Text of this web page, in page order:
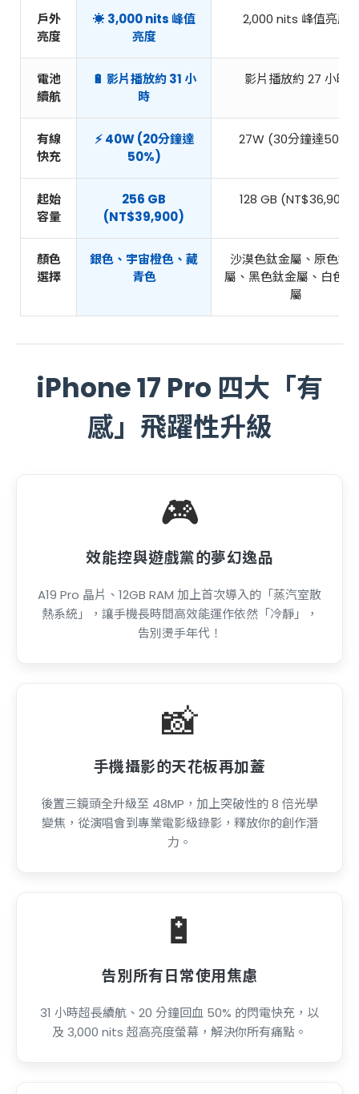
戶外
亮度
☀️ 3,000 nits 峰值
亮度
2,000 nits 峰值亮度
電池
續航
🔋 影片播放約 31 小
時
影片播放約 27 小時
有線
快充
⚡️ 40W (20分鐘達
50%)
27W (30分鐘達50%)
起始
容量
256 GB
(NT$39,900)
128 GB (NT$36,900)
顏色
選擇
銀色、宇宙橙色、藏
青色
沙漠色鈦金屬、原色鈦
屬、黑色鈦金屬、白色
屬
iPhone 17 Pro 四大「有
感」飛躍性升級
🎮
效能控與遊戲黨的夢幻逸品
A19 Pro 晶片、12GB RAM 加上首次導入的「蒸汽室散
熱系統」，讓手機長時間高效能運作依然「冷靜」，
告別燙手年代！
📸
手機攝影的天花板再加蓋
後置三鏡頭全升級至 48MP，加上突破性的 8 倍光學
變焦，從演唱會到專業電影級錄影，釋放你的創作潛
力。
🔋
告別所有日常使用焦慮
31 小時超長續航、20 分鐘回血 50% 的閃電快充，以
及 3,000 nits 超高亮度螢幕，解決你所有痛點。